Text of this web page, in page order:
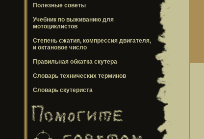
Полезные советы
Учебник по выживанию для
мотоциклистов
Степень сжатия, компрессия двигателя,
и октановое число
Правильная обкатка скутера
Словарь технических терминов
Словарь скутериста